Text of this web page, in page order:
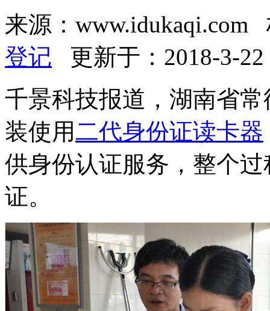
来源：www.idukaqi.com
登记 更新于：2018-3-
千景科技报道，湖南省
装使用二代身份证读卡器
供身份认证服务，整个
证。